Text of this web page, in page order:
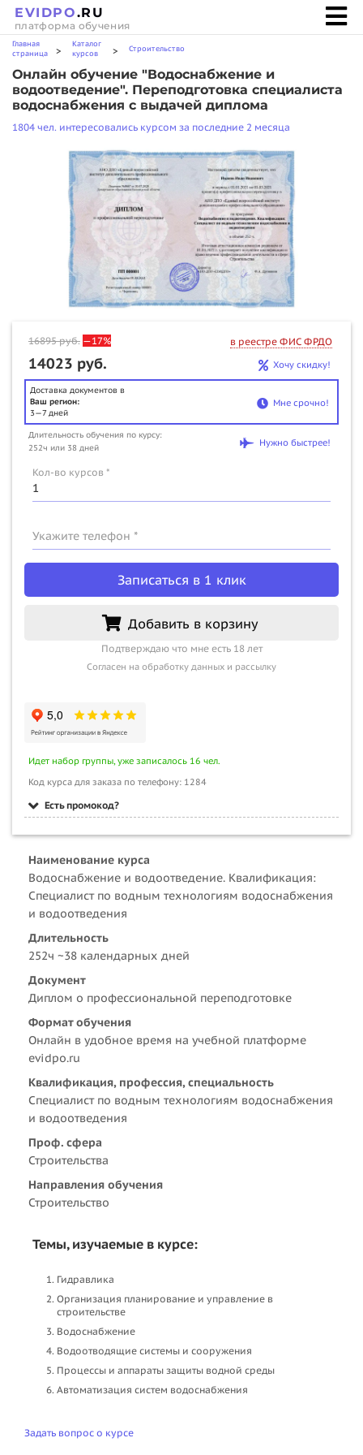
EVIDPO.RU
платформа обучения
Главная
страница
>
Каталог
курсов
> Строительство
Онлайн обучение "Водоснабжение и
водоотведение". Переподготовка специалиста
водоснабжения с выдачей диплома
1804 чел. интересовались курсом за последние 2 месяца
16895руб. —17% в реестре ФИС ФРДО
14023 руб. Хочу скидку!
Доставка документов в
Ваш регион:
3—7 дней
Мне срочно!
Длительность обучения по курсу:
252ч или 38 дней
Нужно быстрее!
Кол-во курсов *
Укажите телефон *
Записаться в 1 клик
Добавить в корзину
Подтверждаю что мне есть 18 лет
Согласен на обработку данных и рассылку
Идет набор группы, уже записалось 16 чел.
Код курса для заказа по телефону: 1284
Есть промокод?
Наименование курса
Водоснабжение и водоотведение. Квалификация:
Специалист по водным технологиям водоснабжения
и водоотведения
Длительность
252ч ~38 календарных дней
Документ
Диплом о профессиональной переподготовке
Формат обучения
Онлайн в удобное время на учебной платформе
evidpo.ru
Квалификация, профессия, специальность
Специалист по водным технологиям водоснабжения
и водоотведения
Проф. сфера
Строительства
Направления обучения
Строительство
Темы, изучаемые в курсе:
Гидравлика
Организация планирование и управление в
строительстве
Водоснабжение
Водоотводящие системы и сооружения
Процессы и аппараты защиты водной среды
Автоматизация систем водоснабжения
Задать вопрос о курсе